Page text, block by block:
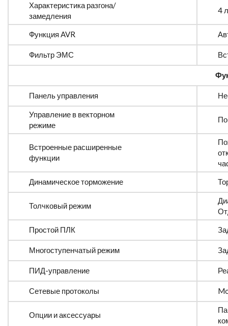
Характеристика разгона/
замедления
4
Функция AVR
Фильтр ЭМС
Панель управления
Управление в векторном
режиме
Встроенные расширенные
функции
Динамическое торможение
Толчковый режим
Простой ПЛК
Многоступенчатый режим
ПИД-управление
Сетевые протоколы
Опции и аксессуары